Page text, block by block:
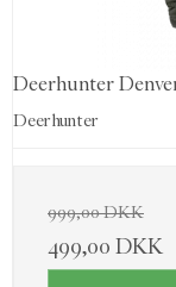
Deerhunter
Deerhunter
999,00 DKK
499,00 DKK